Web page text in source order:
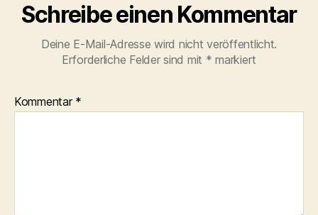
Schreibe einen Kommentar
Deine E-Mail-Adresse wird nicht veröffentlicht.
Erforderliche Felder sind mit * markiert
Kommentar *